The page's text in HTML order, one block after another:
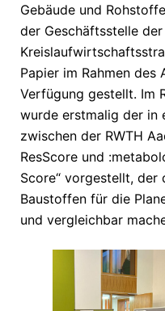
Gebäude und
der Geschäftsstelle
Papier im Rahmen des
Verfügung gestellt. Im
wurde erstmalig der in
zwischen der RWTH
ResScore und
Score“ vorgestellt,
Baustoffen für die
und vergleichbar